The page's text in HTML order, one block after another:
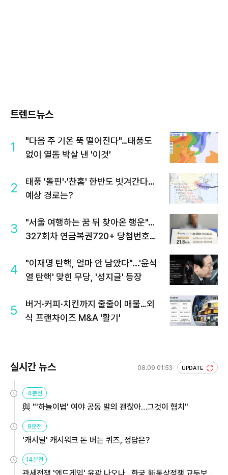
트렌드뉴스
1
"다음 주 기온 뚝 떨어진다"…태풍도
없이 열돔 박살 낸 '이것'
2
태풍 '돌핀'·'찬홈' 한반도 빗겨간다…
예상 경로는?
3
"서울 여행하는 꿈 뒤 찾아온 행운"…
327회차 연금복권720+ 당첨번호조
4
"이재명 탄핵, 얼마 안 남았다"...'윤석
열 탄핵' 맞힌 무당, '성지글' 등장
5
버거·커피·치킨까지 줄줄이 매물…외
식 프랜차이즈 M&A '활기'
실시간 뉴스 08.09 01:53 UPDATE
4분전
與 "'하늘이법' 여야 공동 발의 괜찮아…그것이 협치"
9분전
'캐시딜' 캐시워크 돈 버는 퀴즈, 정답은?
14분전